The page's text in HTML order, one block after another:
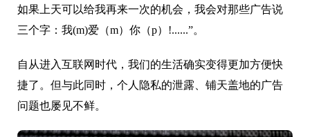
如果上天可以给我再来一次的机会，我会对那些广告说
三个字：我(m)爱（m）你（p）!......”。
自从进入互联网时代，我们的生活确实变得更加方便快
捷了。但与此同时，个人隐私的泄露、铺天盖地的广告
问题也屡见不鲜。